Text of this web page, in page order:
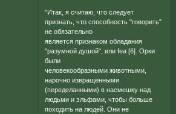
"Итак, я считаю, что следует
признать, что способность "говорить"
не обязательно
является признаком обладания
"разумной душой", или fea [6]. Орки
были
человекообразными животными,
нарочно извращенными
(переделанными) в насмешку над
людьми и эльфами, чтобы больше
походить на людей. Они не